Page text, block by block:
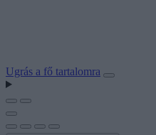
Ugrás a fő tartalomra